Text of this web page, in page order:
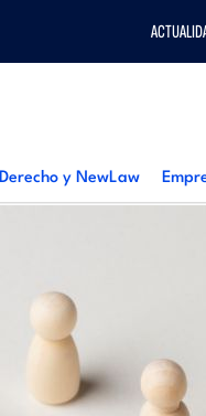
Derecho y NewLaw